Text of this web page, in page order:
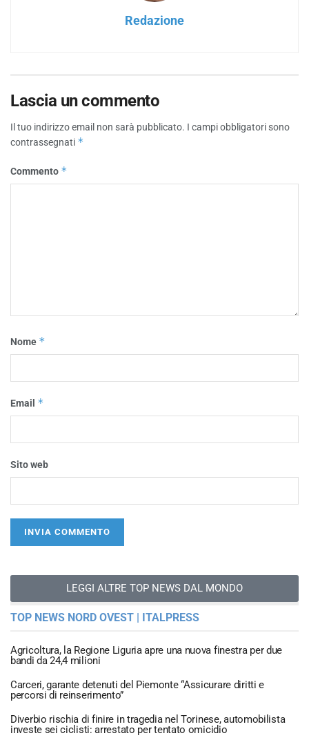
Redazione
Lascia un commento
Il tuo indirizzo email non sarà pubblicato. I campi obbligatori sono
contrassegnati *
Commento *
Nome *
Email *
Sito web
LEGGI ALTRE TOP NEWS DAL MONDO
TOP NEWS NORD OVEST | ITALPRESS
Agricoltura, la Regione Liguria apre una nuova finestra per due
bandi da 24,4 milioni
Carceri, garante detenuti del Piemonte “Assicurare diritti e
percorsi di reinserimento”
Diverbio rischia di finire in tragedia nel Torinese, automobilista
investe sei ciclisti: arrestato per tentato omicidio